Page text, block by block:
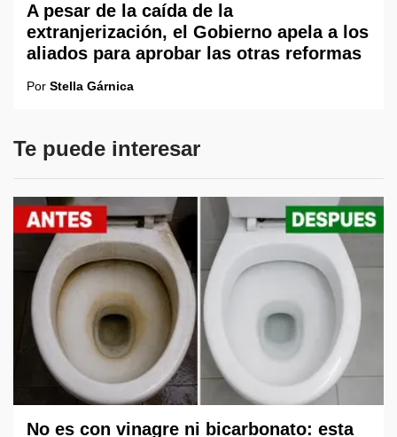
A pesar de la caída de la
extranjerización, el Gobierno apela a los
aliados para aprobar las otras reformas
Por Stella Gárnica
Te puede interesar
No es con vinagre ni bicarbonato: esta